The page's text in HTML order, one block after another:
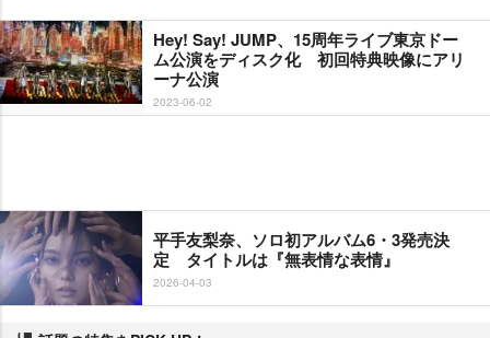
Hey! Say! JUMP、15周年ライブ東京ドー
ム公演をディスク化 初回特典映像にアリ
ーナ公演
2023-06-02
平手友梨奈、ソロ初アルバム6・3発売決
定 タイトルは『無表情な表情』
2026-04-03